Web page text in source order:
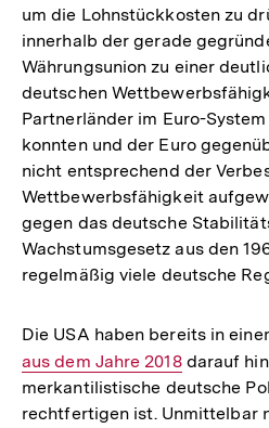
um die Lohnstückkosten zu
innerhalb der gerade
Währungsunion zu einer
deutschen
Partnerländer im Euro-
konnten und der Euro
nicht entsprechend der
Wettbewerbsfähigkeit
gegen das deutsche
Wachstumsgesetz aus den
regelmäßig viele deutsche
Die USA haben bereits in
aus dem Jahre 2018darauf
merkantilistische deutsche
rechtfertigen ist. Unmittelbar